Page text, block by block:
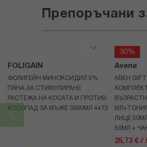
Препоръчани
FOLIGAIN
ФОЛИГЕЙН МИНОКСИДИЛ 5%
ПЯНА ЗА СТИМУЛИРАНЕ
РАСТЕЖА НА КОСАТА И ПРОТИВ
КОСОПАД ЗА МЪЖЕ 3X60МЛ 4472
30%
Avene
АВЕН
ЛИЦЕ
50МЛ +
25,73 € /